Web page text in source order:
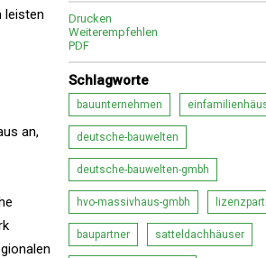
leisten
an,
Drucken
Weiterempfehlen
PDF
Schlagworte
bauunternehmen
deutsche-bauwelten
deutsche-bauwelten-gmbh
hvo-massivhaus-gmbh
baupartner satteldachhäuser